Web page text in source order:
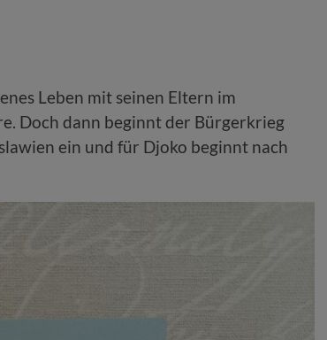
Leben mit seinen Eltern im
Doch dann beginnt der Bürgerkrieg
ein und für Djoko beginnt nach